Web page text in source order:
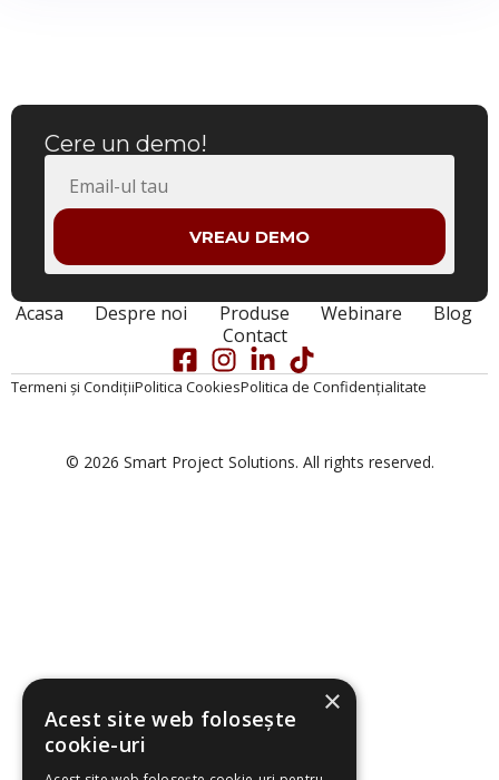
Cere un demo!
VREAU DEMO
Acasa Despre noi Produse Webinare
Blog
Contact
© 2026 Smart Project Solutions. All rights reserved.
Termeni și CondițiiPolitica CookiesPolitica de Confidențialitate
×
Acest site web folosește
cookie-uri